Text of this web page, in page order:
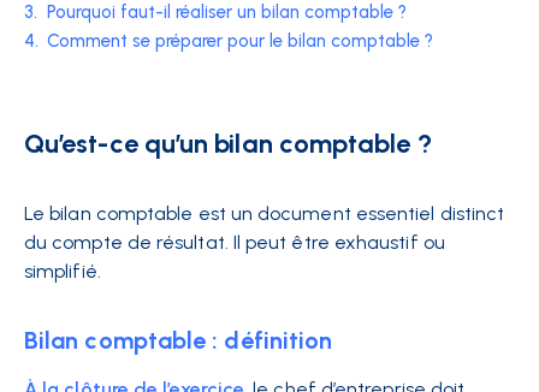
3. Pourquoi faut-il réaliser un bilan comptable ?
4. Comment se préparer pour le bilan comptable ?
Qu’est-ce qu’un bilan comptable ?
Le bilan comptable est un document essentiel distinct
du compte de résultat. Il peut être exhaustif ou
simplifié.
Bilan comptable : définition